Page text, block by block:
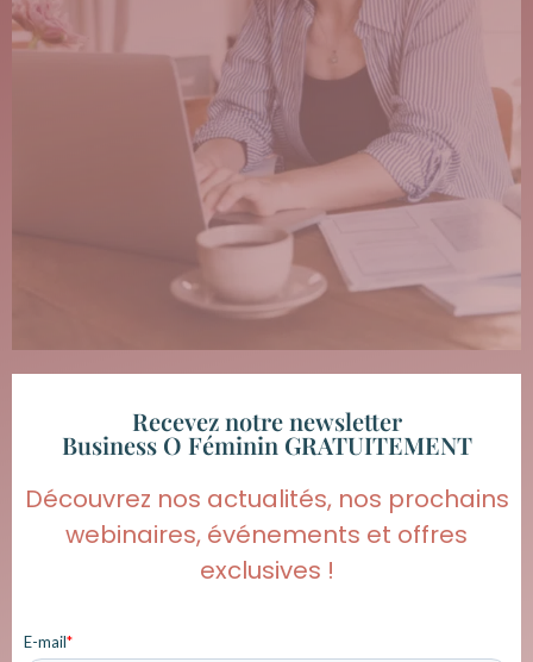
Recevez notre newsletter
Business O Féminin GRATUITEMENT
Découvrez nos actualités, nos prochains
webinaires, événements et offres
exclusives !